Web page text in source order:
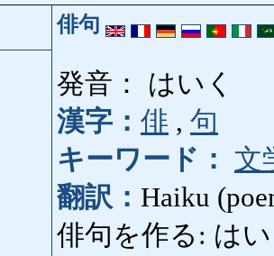
俳句
発音： はいく
漢字： 俳 , 句
キーワード：
文
翻訳： Haiku
俳句を作る: は